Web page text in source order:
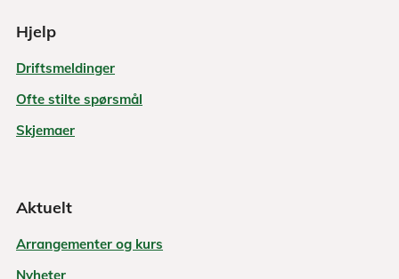
Hjelp
Driftsmeldinger
Ofte stilte spørsmål
Skjemaer
Aktuelt
Arrangementer og kurs
Nyheter